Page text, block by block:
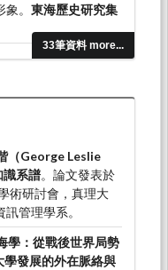
33筆資料 more...
。 東海歷史研究集
教會的設立與初代信
（George Leslie
識系譜。論文發表於
術研討會，真理大
管理學系。
學：從戰後世界局勢
發展的外在脈絡與